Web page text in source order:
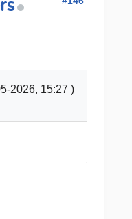
2026, 15:27 )